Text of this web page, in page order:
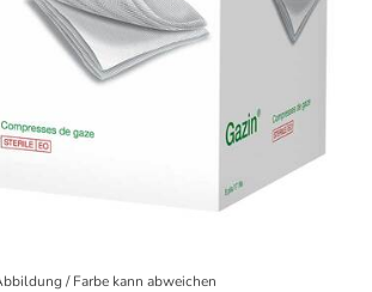
Kosmetik
7
Deals
/ Farbe kann abweichen